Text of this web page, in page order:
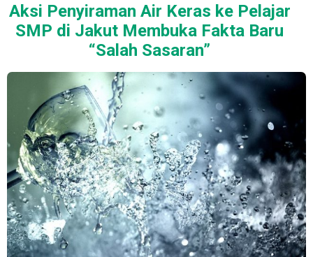
Aksi Penyiraman Air Keras ke Pelajar
SMP di Jakut Membuka Fakta Baru
“Salah Sasaran”